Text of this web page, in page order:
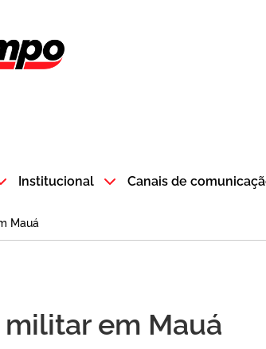
Logo do Poupatempo SP GOV BR
Institucional Canais de
Mauá
em Mauá